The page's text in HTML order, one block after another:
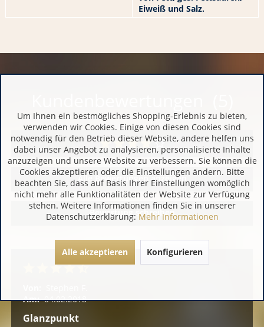
Eiweiß und Salz.
Alle Bewertungen anzeigen
Bewertung schreiben
Am: 04.02.2018
Glanzpunkt
Um Ihnen ein bestmögliches Shopping-Erlebnis zu bieten,
verwenden wir Cookies. Einige von diesen Cookies sind
notwendig für den Betrieb dieser Website, andere helfen uns
dabei unser Angebot zu analysieren, personalisierte Inhalte
anzuzeigen und unsere Website zu verbessern. Sie können die
Cookies akzeptieren oder die Einstellungen ändern. Bitte
beachten Sie, dass auf Basis Ihrer Einstellungen womöglich
nicht mehr alle Funktionalitäten der Website zur Verfügung
stehen. Weitere Informationen finden Sie in unserer
Datenschutzerklärung: Mehr Informationen
Alle akzeptieren Konfigurieren